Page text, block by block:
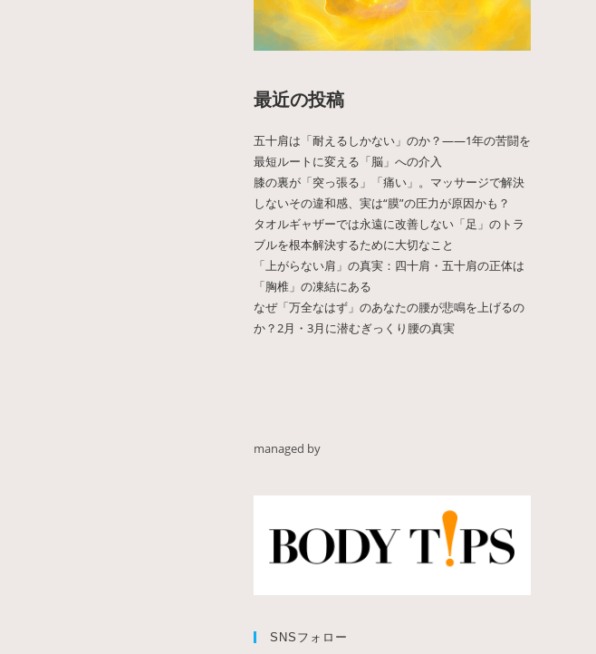
最近の投稿
五十肩は「耐えるしかない」のか？——1年の苦闘を
最短ルートに変える「脳」への介入
膝の裏が「突っ張る」「痛い」。マッサージで解決
しないその違和感、実は“膜”の圧力が原因かも？
タオルギャザーでは永遠に改善しない「足」のトラ
ブルを根本解決するために大切なこと
「上がらない肩」の真実：四十肩・五十肩の正体は
「胸椎」の凍結にある
なぜ「万全なはず」のあなたの腰が悲鳴を上げるの
か？2月・3月に潜むぎっくり腰の真実
managed by
SNSフォロー